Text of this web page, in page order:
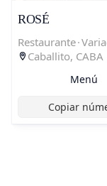
ROSÉ
Restaurante·
Caballito, CABA
Menú
Copiar